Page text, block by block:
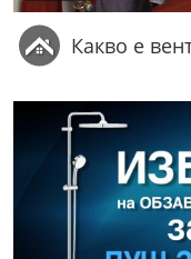
Какво е